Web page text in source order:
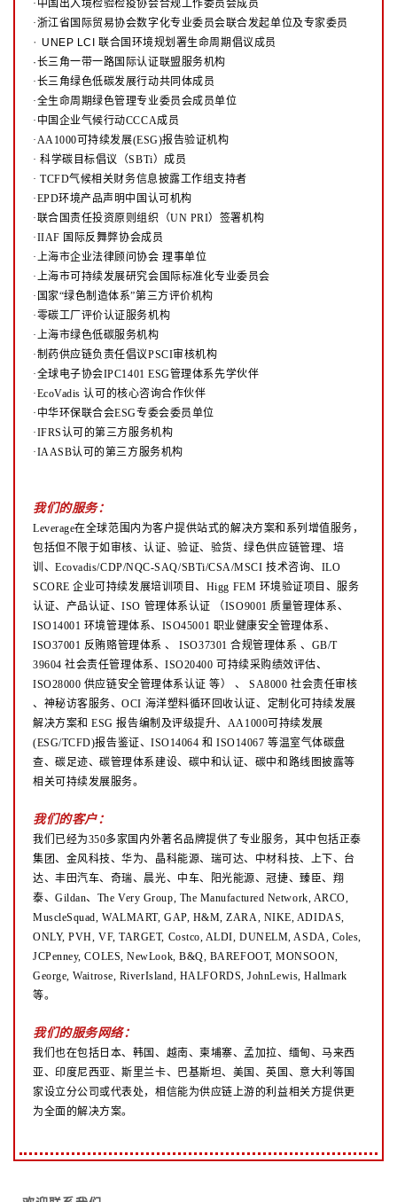
·中国出入境检验检疫协会合规工作委员会成员
·浙江省国际贸易协会数字化专业委员会联合发起单位及专家委员
· UNEP LCI 联合国环境规划署生命周期倡议成员
·长三角一带一路国际认证联盟服务机构
·长三角绿色低碳发展行动共同体成员
·全生命周期绿色管理专业委员会成员单位
·中国企业气候行动CCCA成员
·AA1000可持续发展(ESG)报告验证机构
·科学碳目标倡议（SBTi）成员
·TCFD气候相关财务信息披露工作组支持者
·EPD环境产品声明中国认可机构
·联合国责任投资原则组织（UN PRI）签署机构
·IIAF 国际反舞弊协会成员
·上海市企业法律顾问协会 理事单位
·上海市可持续发展研究会国际标准化专业委员会
·国家“绿色制造体系”第三方评价机构
·零碳工厂评价认证服务机构
·上海市绿色低碳服务机构
·制药供应链负责任倡议PSCI审核机构
·全球电子协会IPC1401 ESG管理体系先学伙伴
·EcoVadis 认可的核心咨询合作伙伴
·中华环保联合会ESG专委会委员单位
·IFRS认可的第三方服务机构
·IAASB认可的第三方服务机构
我们的服务：
Leverage在全球范围内为客户提供站式的解决方案和系列增值服务，
包括但不限于如审核、认证、验证、验货、绿色供应链管理、培
训、Ecovadis/CDP/NQC-SAQ/SBTi/CSA/MSCI 技术咨询、ILO
SCORE 企业可持续发展培训项目、Higg FEM 环境验证项目、服务
认证、产品认证、ISO 管理体系认证
（ISO9001 质量管理体系、
ISO14001 环境管理体系、ISO45001 职业健康安全管理体系、
ISO37001 反贿赂管理体系、ISO37301 合规管理体系 、GB/T
39604 社会责任管理体系、ISO20400 可持续采购绩效评估、
ISO28000 供应链安全管理体系认证等）、SA8000 社会责任审核
、神秘访客服务、OCI 海洋塑料循环回收认证、定制化可持续发展
解决方案和 ESG 报告编制及评级提升、AA1000可持续发展
(ESG/TCFD)报告鉴证、ISO14064 和 ISO14067 等温室气体碳盘
查、碳足迹、碳管理体系建设、碳中和认证、碳中和路线图披露等
相关可持续发展服务。
我们的客户：
我们已经为350多家国内外著名品牌提供了专业服务，其中包括正泰
集团、金风科技、华为、晶科能源、瑞可达、中材科技、上下、台
达、丰田汽车、奇瑞、晨光、中车、阳光能源、冠捷、臻臣、翔
泰、Gildan、The Very Group, The Manufactured Network, ARCO,
MuscleSquad, WALMART, GAP, H&M, ZARA, NIKE, ADIDAS,
ONLY, PVH, VF, TARGET, Costco, ALDI, DUNELM, ASDA, Coles,
JCPenney, COLES, NewLook, B&Q, BAREFOOT, MONSOON,
George, Waitrose, RiverIsland, HALFORDS, JohnLewis, Hallmark
等。
我们的服务网络：
我们也在包括日本、韩国、越南、柬埔寨、孟加拉、缅甸、马来西
亚、印度尼西亚、斯里兰卡、巴基斯坦、美国、英国、意大利等国
家设立分公司或代表处，相信能为供应链上游的利益相关方提供更
为全面的解决方案。